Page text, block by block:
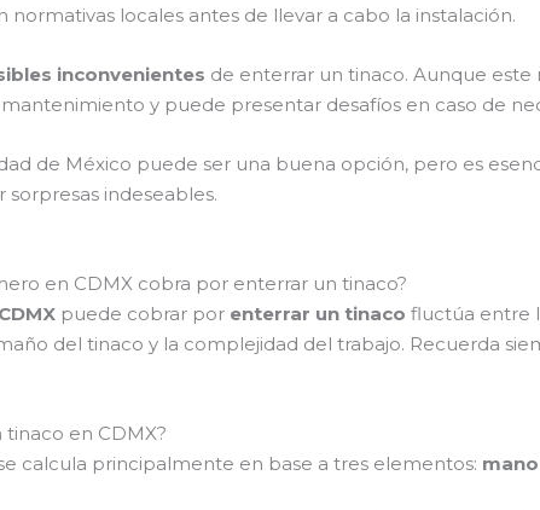
locales antes de llevar a cabo la instalación.
inconvenientes de enterrar un tinaco. Aunque
y puede presentar desafíos en caso de
de México puede ser una buena opción, pero es
indeseables.
en CDMX cobra por enterrar un tinaco?
puede cobrar por enterrar un tinaco fluctúa entre
del tinaco y la complejidad del trabajo. Recuerda
en CDMX?
calcula principalmente en base a tres elementos: